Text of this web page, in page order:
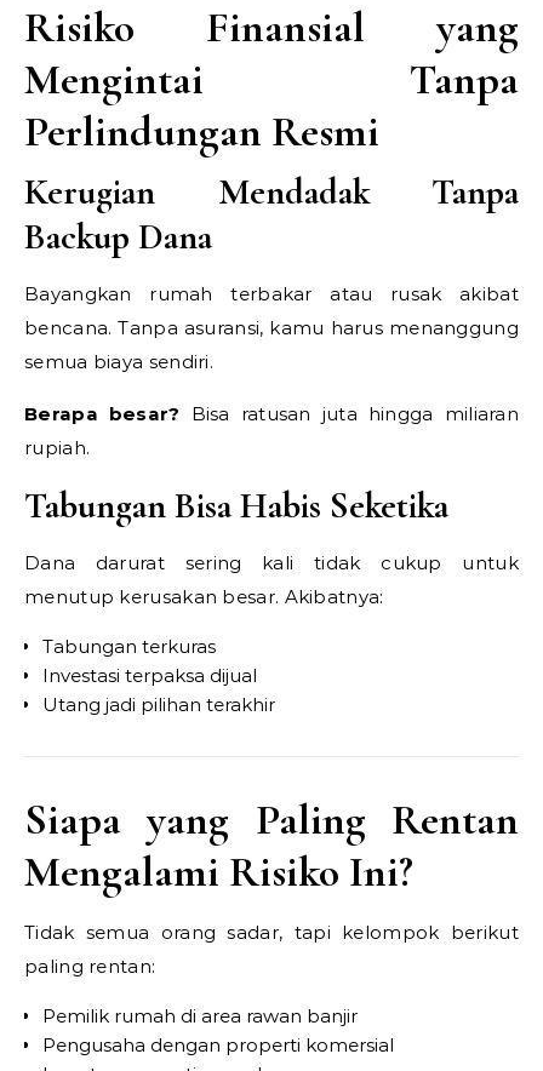
Risiko Finansial yang
Mengintai Tanpa
Perlindungan Resmi
Kerugian Mendadak Tanpa
Backup Dana
Bayangkan rumah terbakar atau rusak akibat
bencana. Tanpa asuransi, kamu harus menanggung
semua biaya sendiri.
Berapa besar? Bisa ratusan juta hingga miliaran
rupiah.
Tabungan Bisa Habis Seketika
Dana darurat sering kali tidak cukup untuk
menutup kerusakan besar. Akibatnya:
Tabungan terkuras
Investasi terpaksa dijual
Utang jadi pilihan terakhir
Siapa yang Paling Rentan
Mengalami Risiko Ini?
Tidak semua orang sadar, tapi kelompok berikut
paling rentan:
Pemilik rumah di area rawan banjir
Pengusaha dengan properti komersial